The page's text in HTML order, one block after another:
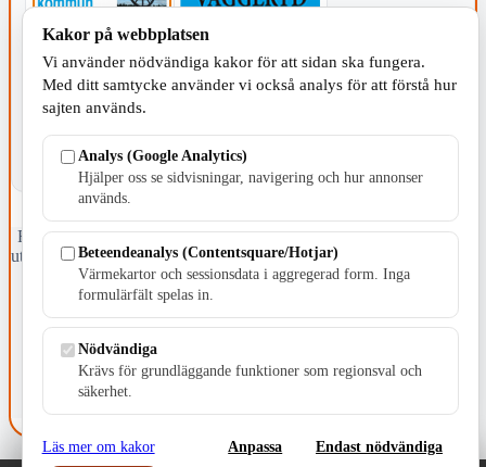
KOMMUNEN
Fristående webbtidningsföretag grundat 1991 som sedan 2002 ger
ut tidningen Skillingaryd.nu och 2010 lanserades Värnamo.nu. Från
april 2026 omfattar Skillingaryd.nu tre kommuner: Gnosjö,
Värnamo och Vaggeryds kommun.
Kontakta oss
E-post: redaktionen@skillingaryd.nu
Postadress: Gisslaköp 1, 568 92 Skillingaryd
Kakor på webbplatsen
Vi använder nödvändiga kakor för att sidan ska fungera.
Med ditt samtycke använder vi också analys för att förstå hur
sajten används.
Analys (Google Analytics)
Hjälper oss se sidvisningar, navigering och hur annonser
används.
Beteendeanalys (Contentsquare/Hotjar)
Värmekartor och sessionsdata i aggregerad form. Inga
formulärfält spelas in.
Nödvändiga
Krävs för grundläggande funktioner som regionsval och
säkerhet.
Läs mer om kakor Anpassa Endast nödvändiga